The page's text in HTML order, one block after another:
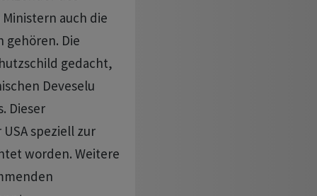
auch die
gehören. Die
gedacht,
Deveselu
Dieser
speziell zur
worden. Weitere